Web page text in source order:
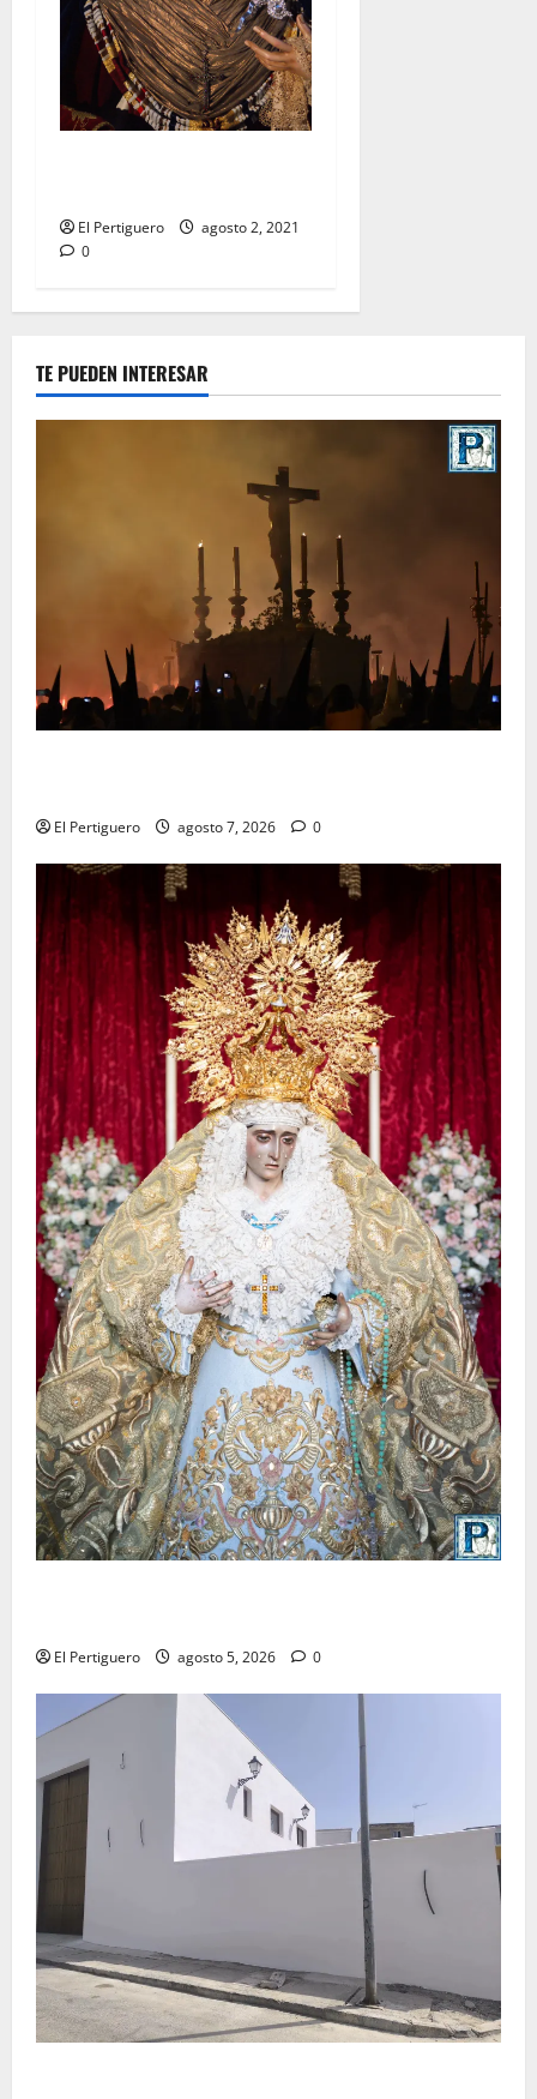
El Pertiguero
agosto 2, 2021
0
TE PUEDEN INTERESAR
El Pertiguero agosto 7, 2026 0
El Pertiguero agosto 5, 2026 0